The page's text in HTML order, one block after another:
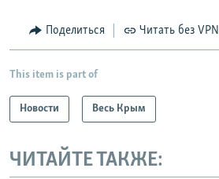
Поделиться Читать без VPN
This item is part of
Новости Весь Крым
ЧИТАЙТЕ ТАКЖЕ: